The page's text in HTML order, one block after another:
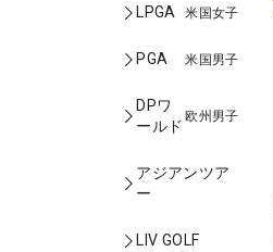
LPGA 米国女子
PGA 米国男子
DPワ
ールド
欧州男子
アジアンツア
ー
LIV GOLF